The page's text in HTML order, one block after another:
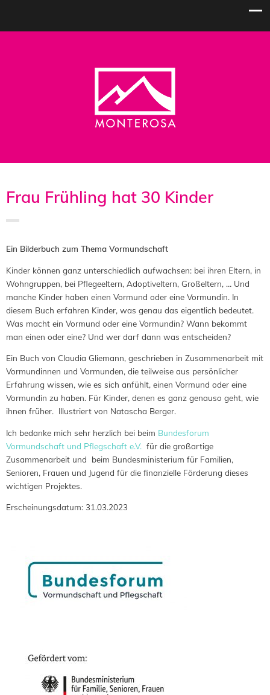
Frau Frühling hat 30 Kinder
Ein Bilderbuch zum Thema Vormundschaft
Kinder können ganz unterschiedlich aufwachsen: bei ihren Eltern, in
Wohngruppen, bei Pflegeeltern, Adoptiveltern, Großeltern, … Und
manche Kinder haben einen Vormund oder eine Vormundin. In
diesem Buch erfahren Kinder, was genau das eigentlich bedeutet.
Was macht ein Vormund oder eine Vormundin? Wann bekommt
man einen oder eine? Und wer darf dann was entscheiden?
Ein Buch von Claudia Gliemann, geschrieben in Zusammenarbeit mit
Vormundinnen und Vormunden, die teilweise aus persönlicher
Erfahrung wissen, wie es sich anfühlt, einen Vormund oder eine
Vormundin zu haben. Für Kinder, denen es ganz genauso geht, wie
ihnen früher. Illustriert von Natascha Berger.
Ich bedanke mich sehr herzlich bei beim Bundesforum
Vormundschaft und Pflegschaft e.V. für die großartige
Zusammenarbeit und beim Bundesministerium für Familien,
Senioren, Frauen und Jugend für die finanzielle Förderung dieses
wichtigen Projektes.
Erscheinungsdatum: 31.03.2023